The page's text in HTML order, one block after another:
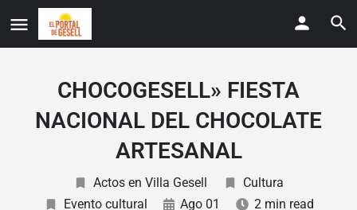
CHOCOGESELL» FIESTA
NACIONAL DEL CHOCOLATE
ARTESANAL
Actos en Villa Gesell
Cultura
Evento cultural
Ago 01
2 min read